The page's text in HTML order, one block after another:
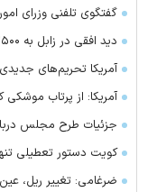
گفتگوی تلفنی وزرای
دید افقی در زابل به ۲۵۰۰ متر کاهش یافت
آمریکا تحریم‌های جدیدی
آمریکا: از پرتاب
جزئیات طرح مجلس
کویت دستور تعطیلی
ضرغامی: تغییر ریل،